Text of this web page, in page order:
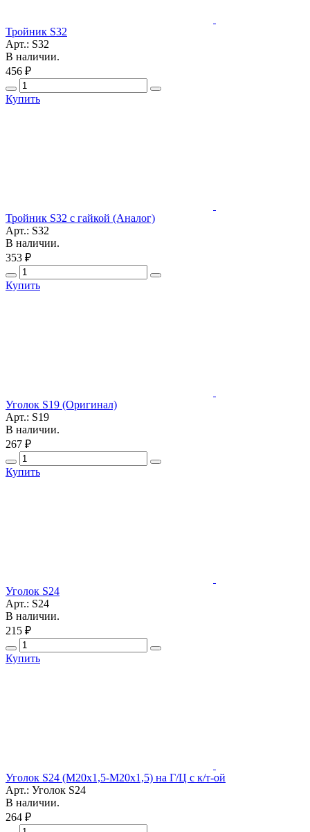
Тройник S32
Арт.: S32
В наличии.
456 ₽
Купить
Тройник S32 с гайкой (Аналог)
Арт.: S32
В наличии.
353 ₽
Купить
Уголок S19 (Оригинал)
Арт.: S19
В наличии.
267 ₽
Купить
Уголок S24
Арт.: S24
В наличии.
215 ₽
Купить
Уголок S24 (М20х1,5-М20х1,5) на Г/Ц с к/т-ой
Арт.: Уголок S24
В наличии.
264 ₽